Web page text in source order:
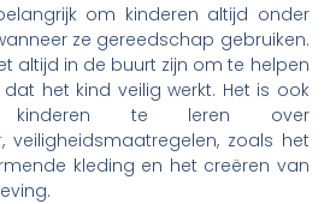
om kinderen altijd onder
ze gereedschap gebruiken.
altijd in de buurt zijn om te helpen
het kind veilig werkt. Het is ook
kinderen te leren over
, veiligheidsmaatregelen, zoals het
kleding en het creëren van